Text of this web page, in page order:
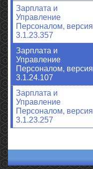
Зарплата и
Управление
Персоналом, версия
3.1.23.357
Зарплата и
Управление
Персоналом, версия
3.1.24.107
Зарплата и
Управление
Персоналом, версия
3.1.23.257